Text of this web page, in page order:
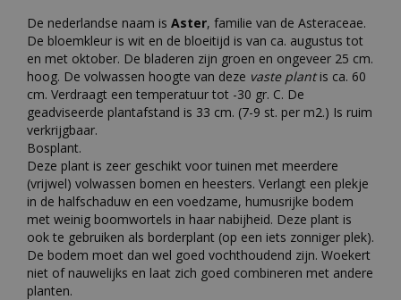
De nederlandse naam is Aster, familie van de Asteraceae.
De bloemkleur is wit en de bloeitijd is van ca. augustus tot
en met oktober. De bladeren zijn groen en ongeveer 25 cm.
hoog. De volwassen hoogte van deze vaste plantis ca. 60
cm. Verdraagt een temperatuur tot -30 gr. C. De
geadviseerde plantafstand is 33 cm. (7-9 st. per m2.) Is ruim
verkrijgbaar.
Bosplant.
Deze plant is zeer geschikt voor tuinen met meerdere
(vrijwel) volwassen bomen en heesters. Verlangt een plekje
in de halfschaduw en een voedzame, humusrijke bodem
met weinig boomwortels in haar nabijheid. Deze plant is
ook te gebruiken als borderplant (op een iets zonniger plek).
De bodem moet dan wel goed vochthoudend zijn. Woekert
niet of nauwelijks en laat zich goed combineren met andere
planten.